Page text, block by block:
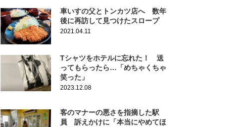
車いすの父とトンカツ店へ 数年
後に再訪して見つけたスロープ
2021.04.11
Tシャツをホテルに忘れた！ 送
ってもらったら…「めちゃくちゃ
笑った」
2023.12.08
客のマナーの悪さを指摘した駅
員 訴えかけに「本当にやめてほ